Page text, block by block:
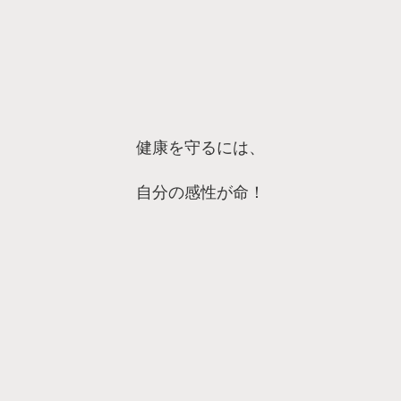
健康を守るには、
自分の感性が命！